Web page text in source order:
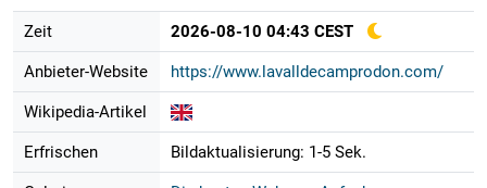
Zeit 2026-08-10 04:43 CEST
Anbieter-Website https://www.lavalldecamprodon.com/
Wikipedia-Artikel
Erfrischen Bildaktualisierung: 1-5 Sek.